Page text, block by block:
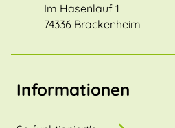
Im Hasenlauf 1
74336 Brackenheim
Informationen